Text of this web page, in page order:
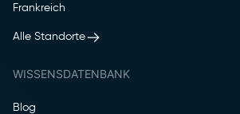
Frankreich
Alle Standorte
WISSENSDATENBANK
Blog